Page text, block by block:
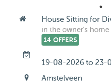
House Sitting for
in the owner's home
14 OFFERS
19-08-2026 to 23-
Amstelveen